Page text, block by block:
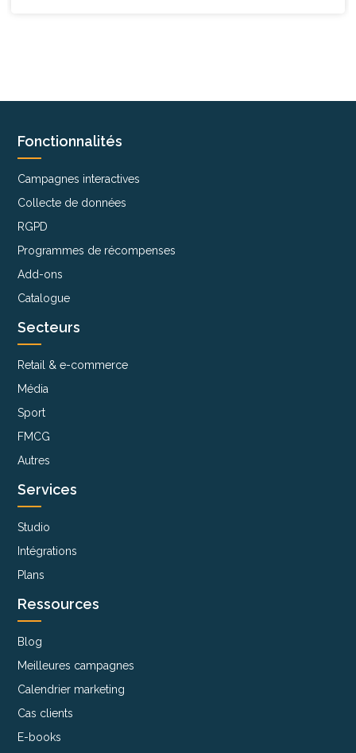
Fonctionnalités
Campagnes interactives
Collecte de données
RGPD
Programmes de récompenses
Add-ons
Catalogue
Secteurs
Retail & e-commerce
Média
Sport
FMCG
Autres
Services
Studio
Intégrations
Plans
Ressources
Blog
Meilleures campagnes
Calendrier marketing
Cas clients
E-books